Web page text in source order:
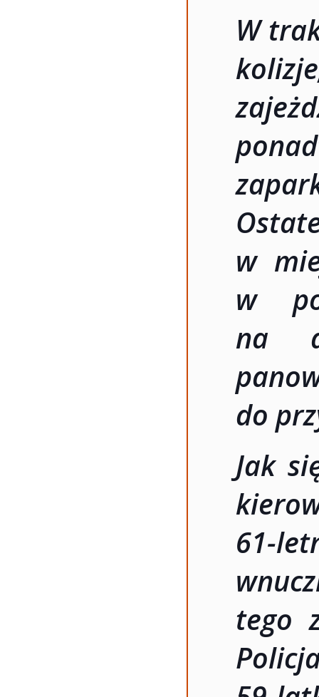
W
w
w
na
do
Jak
61-
tego